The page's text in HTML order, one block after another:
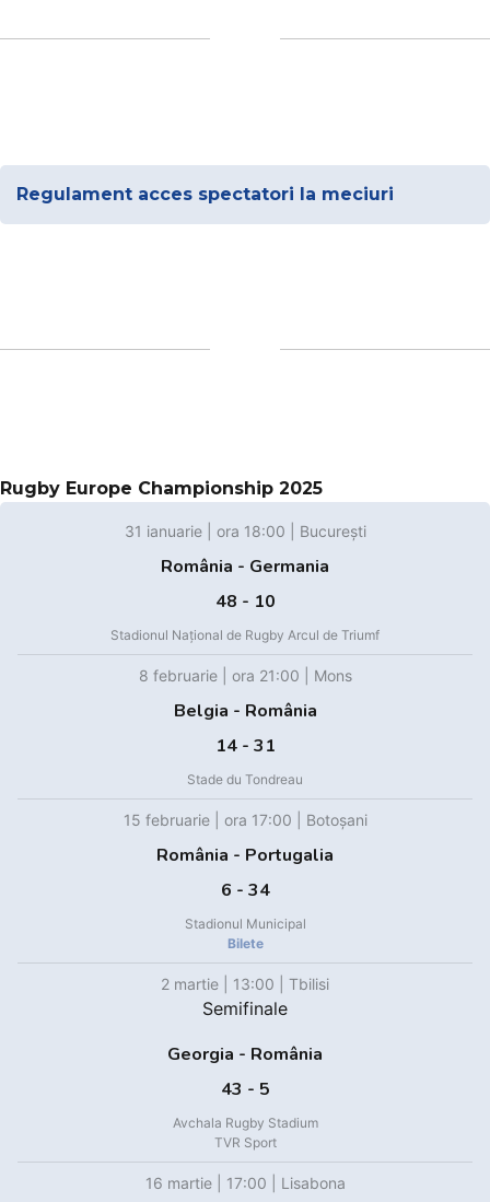
Regulament acces spectatori la meciuri
Rugby Europe Championship 2025
31 ianuarie | ora 18:00 | București
România - Germania
48 - 10
Stadionul Național de Rugby Arcul de Triumf
8 februarie | ora 21:00 | Mons
Belgia - România
14 - 31
Stade du Tondreau
15 februarie | ora 17:00 | Botoșani
România - Portugalia
6 - 34
Stadionul Municipal
Bilete
2 martie | 13:00 | Tbilisi
Semifinale
Georgia - România
43 - 5
Avchala Rugby Stadium
TVR Sport
16 martie | 17:00 | Lisabona